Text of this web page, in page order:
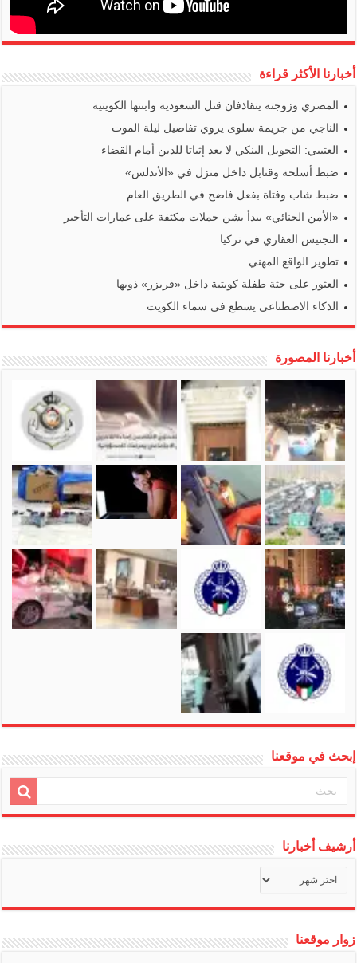
أخبارنا الأكثر قراءة
المصري وزوجته يتقاذفان قتل السعودية وابنتها الكويتية
الناجي من جريمة سلوى يروي تفاصيل ليلة الموت
العتيبي: التحويل البنكي لا يعد إثباتا للدين أمام القضاء
ضبط أسلحة وقنابل داخل منزل في «الأندلس»
ضبط شاب وفتاة بفعل فاضح في الطريق العام
«الأمن الجنائي» يبدأ بشن حملات مكثفة على عمارات التأجير
التجنيس العقاري في تركيا
تطوير الواقع المهني
العثور على جثة طفلة كويتية داخل «فريزر» ذويها
الذكاء الاصطناعي يسطع في سماء الكويت
أخبارنا المصورة
إبحث في موقعنا
أرشيف أخبارنا
أخبارنا
زوار موقعنا